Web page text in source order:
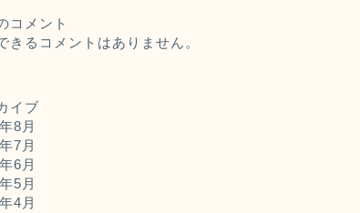
コメント
きるコメントはありません。
イブ
8月
7月
6月
5月
4月